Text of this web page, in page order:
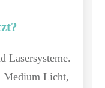
Lasersysteme.
Medium Licht,